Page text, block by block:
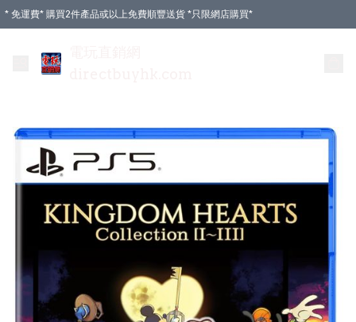
* 免運費* 購買2件產品或以上免費順豐送貨 *只限網店購買*